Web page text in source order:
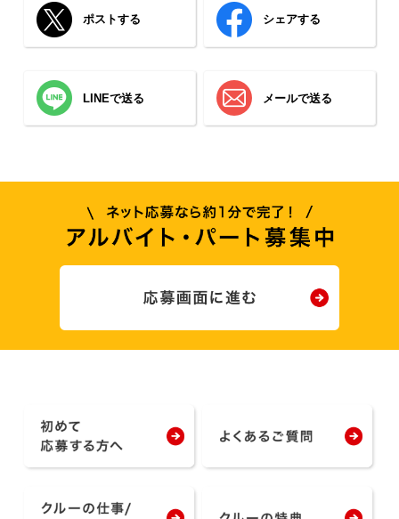
ポストする シェアする
LINEで送る メールで送る